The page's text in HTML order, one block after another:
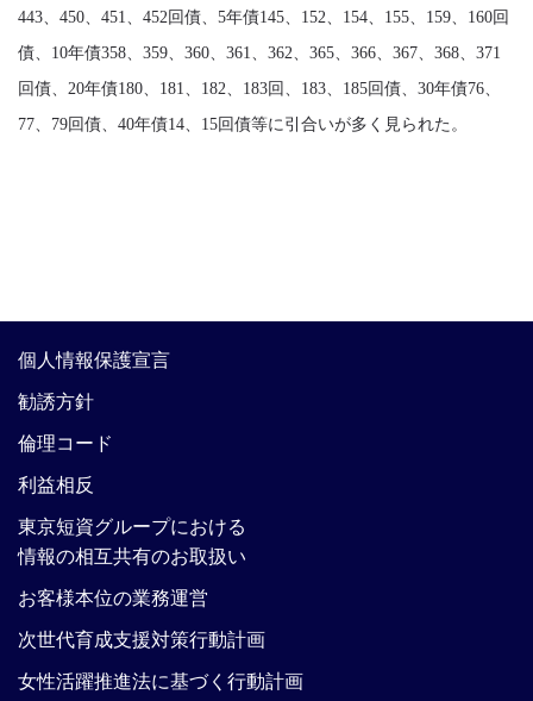
443、450、451、452回債、5年債145、152、154、155、159、160回
債、10年債358、359、360、361、362、365、366、367、368、371
回債、20年債180、181、182、183回、183、185回債、30年債76、
77、79回債、40年債14、15回債等に引合いが多く見られた。
個人情報保護宣言
勧誘方針
倫理コード
利益相反
東京短資グループにおける
情報の相互共有のお取扱い
お客様本位の業務運営
次世代育成支援対策行動計画
女性活躍推進法に基づく行動計画